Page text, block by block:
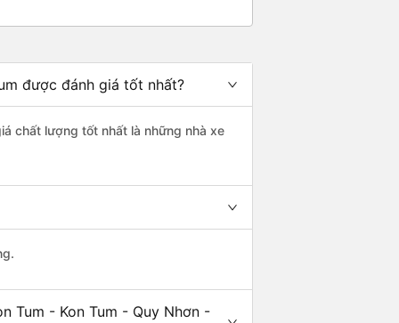
được đánh giá tốt nhất?
chất lượng tốt nhất là những nhà xe
Tum - Kon Tum - Quy Nhơn -